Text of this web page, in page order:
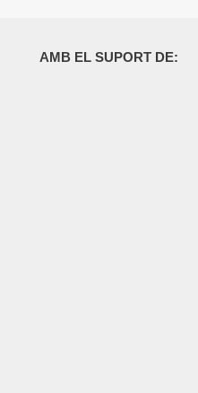
AMB EL SUPORT DE: